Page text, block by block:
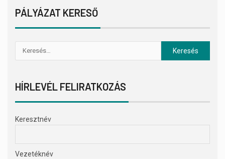
PÁLYÁZAT KERESŐ
HÍRLEVÉL FELIRATKOZÁS
Keresztnév
Vezetéknév